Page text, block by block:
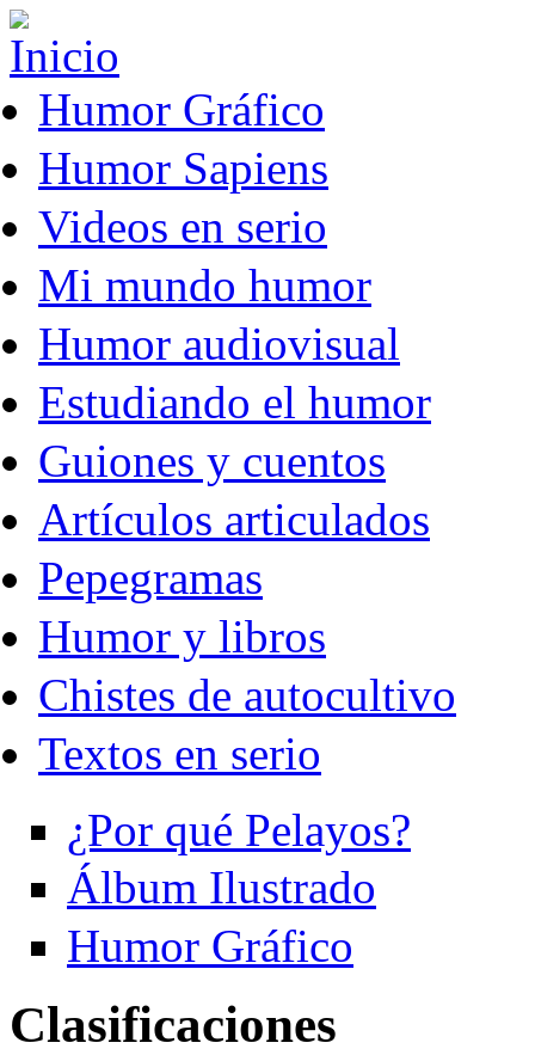
Pasar al contenido principal
Humor Gráfico
Humor Sapiens
Videos en serio
Mi mundo humor
Humor audiovisual
Estudiando el humor
Guiones y cuentos
Artículos articulados
Pepegramas
Humor y libros
Chistes de autocultivo
Textos en serio
¿Por qué Pelayos?
Álbum Ilustrado
Humor Gráfico
Clasificaciones